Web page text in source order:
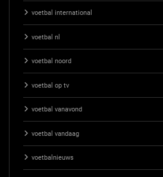
voetbal international
voetbal nl
voetbal noord
voetbal op tv
voetbal vanavond
voetbal vandaag
voetbalnieuws